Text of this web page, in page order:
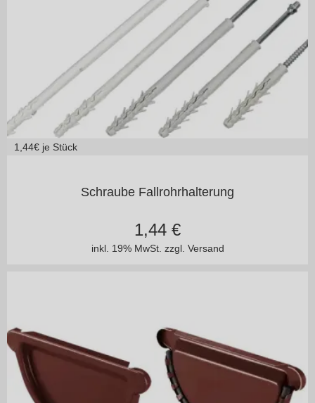
1,44€ je Stück
Schraube Fallrohrhalterung
inkl. 19% MwSt. zzgl. Versand
1,44 €